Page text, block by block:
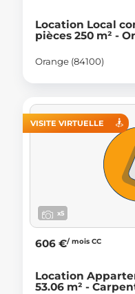
Location Local
pièces 250 m² -
Orange (84100)
VISITE VIRTUELLE
x5
606 €/ mois CC
Location
53.06 m² -